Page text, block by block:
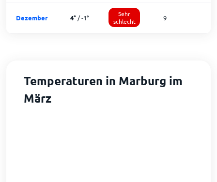
Dezember 4°/-1°
Sehr
schlecht
9
Temperaturen in Marburg im
März